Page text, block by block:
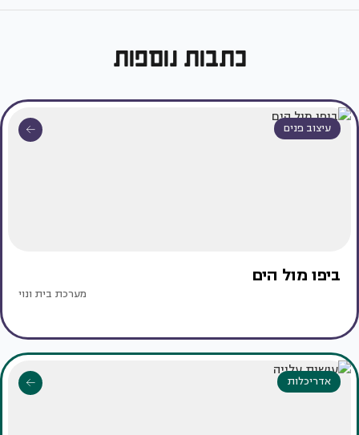
כתבות נוספות
עיצוב פנים
ביפו מול הים
מערכת בית ונוי
אדריכלות